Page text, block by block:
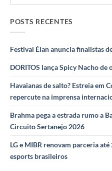
POSTS RECENTES
Festival Élan anuncia finalistas
DORITOS lança Spicy Nacho de
Havaianas de salto? Estreia em
repercute na imprensa
Brahma pega a estrada rumo a
Circuito Sertanejo 2026
LG e MIBR renovam parceria
esports brasileiros